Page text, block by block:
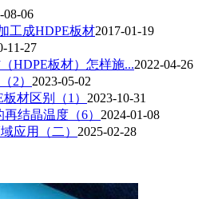
08-06
工成HDPE板材2017-01-19
11-27
HDPE板材）怎样施...2022-04-26
2） 2023-05-02
材区别（1） 2023-10-31
结晶温度（6） 2024-01-08
应用（二） 2025-02-28